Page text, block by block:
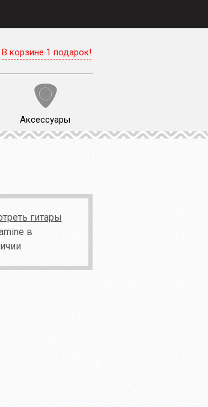
Аксессуары
В корзине 1 подарок!
гитары
в